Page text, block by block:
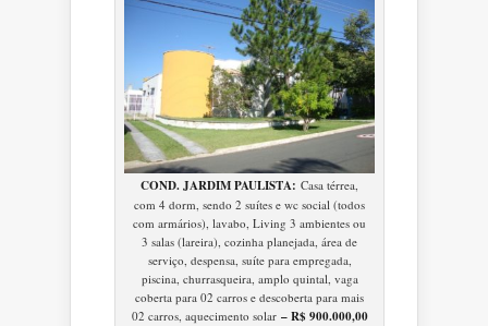
COND. JARDIM PAULISTA: Casa térrea,
com 4 dorm, sendo 2 suítes e wc social (todos
com armários), lavabo, Living 3 ambientes ou
3 salas (lareira), cozinha planejada, área de
serviço, despensa, suíte para empregada,
piscina, churrasqueira, amplo quintal, vaga
coberta para 02 carros e descoberta para mais
02 carros, aquecimento solar – R$ 900.000,00